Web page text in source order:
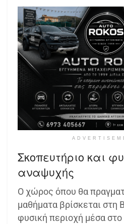
Σκοπευτήριο και
αναψυχής
Ο χώρος όπου θα
μαθήματα βρίσκεται στη
φυσική περιοχή μέσα στο